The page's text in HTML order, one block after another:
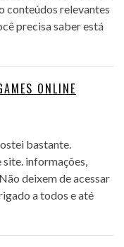
conteúdos relevantes
precisa saber está
ONLINE
bastante.
informações,
deixem de acessar
a todos e até